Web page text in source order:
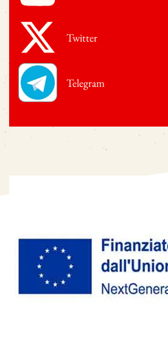
Twitter
Telegram